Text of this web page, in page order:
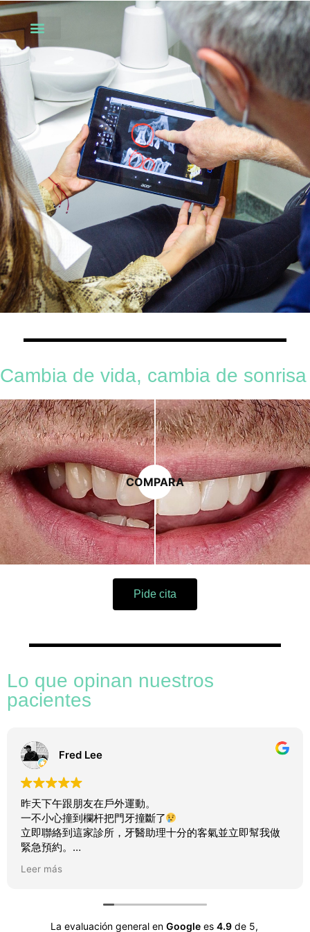
Cambia de vida, cambia de sonrisa
COMPARA
Pide cita
Lo que opinan nuestros
pacientes
Fred Lee
昨天下午跟朋友在戶外運動。
一不小心撞到欄杆把門牙撞斷了
立即聯絡到這家診所，牙醫助理十分的客氣並立即幫我做
緊急預約。
齒。
也感謝這家診所救回我的牙齒～
Leer más
La evaluación general en Google es 4.9 de 5,